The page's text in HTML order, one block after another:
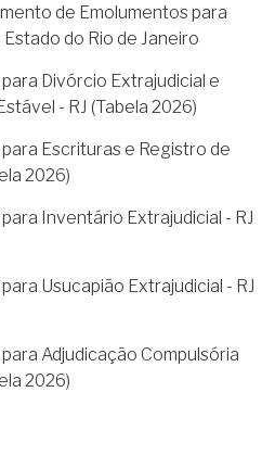
de Emolumentos para
do Rio de Janeiro
Divórcio Extrajudicial e
- RJ (Tabela 2026)
Escrituras e Registro de
2026)
Inventário Extrajudicial - RJ
Usucapião Extrajudicial - RJ
Adjudicação Compulsória
2026)